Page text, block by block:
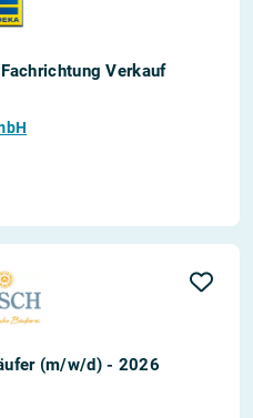
Verkauf
(m/w/d) - 2026